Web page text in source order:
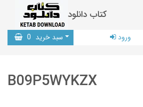
کتاب دانلود
سبد خرید 0 ورود
B09P5WYKZX